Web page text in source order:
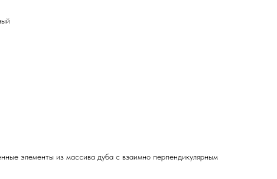
элементы из массива дуба с взаимно перпендикулярным